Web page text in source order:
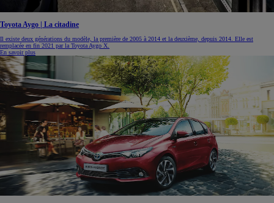
Toyota Aygo | La citadine
Il existe deux générations du modèle, la première de 2005 à 2014 et la deuxième, depuis 2014. Elle est
remplacée en fin 2021 par la Toyota Aygo X.
En savoir plus